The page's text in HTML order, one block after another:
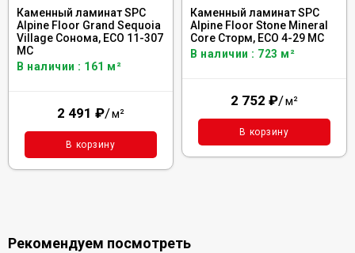
Каменный ламинат SPC
Alpine Floor Grand Sequoia
Village Сонома, ECO 11-307
MC
В наличии : 161 м²
2 491 ₽/м²
В корзину
Каменный ламинат SPC
Alpine Floor Stone Mineral
Core Сторм, ЕСО 4-29 MC
В наличии : 723 м²
2 752 ₽/м²
В корзину
Рекомендуем посмотреть